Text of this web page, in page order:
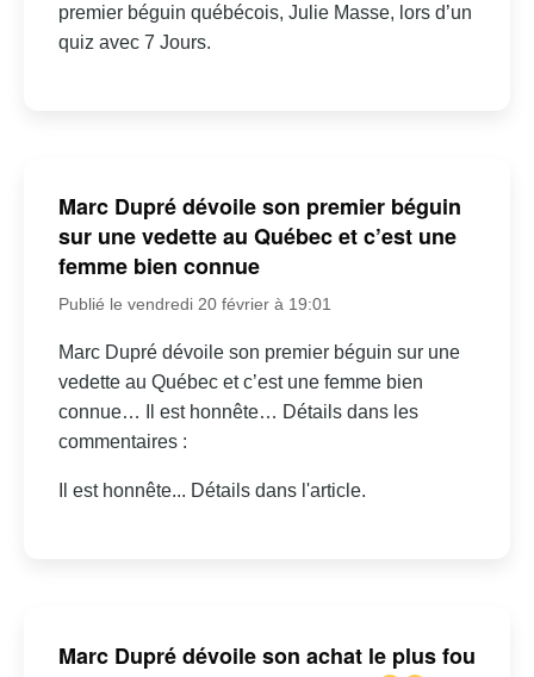
premier béguin québécois, Julie Masse, lors d’un
quiz avec 7 Jours.
Marc Dupré dévoile son premier béguin
sur une vedette au Québec et c’est une
femme bien connue
Publié le vendredi 20 février à 19:01
Marc Dupré dévoile son premier béguin sur une
vedette au Québec et c’est une femme bien
connue… Il est honnête… Détails dans les
commentaires :
Il est honnête... Détails dans l'article.
Marc Dupré dévoile son achat le plus fou